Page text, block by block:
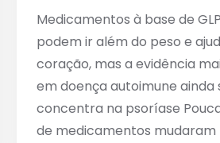
Medicamentos à base de
podem ir além do peso e
coração, mas a evidência
em doença autoimune ainda
concentra na psoríase
de medicamentos